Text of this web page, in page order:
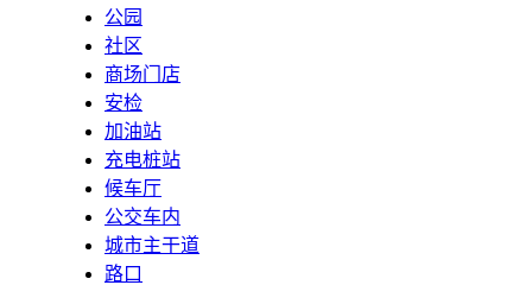
公园
社区
商场门店
安检
加油站
充电桩站
候车厅
公交车内
城市主干道
路口